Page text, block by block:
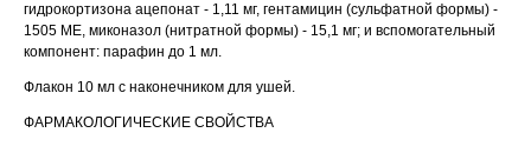
гидрокортизона ацепонат - 1,11 мг, гентамицин (сульфатной формы) -
1505 МЕ, миконазол (нитратной формы) - 15,1 мг; и вспомогательный
компонент: парафин до 1 мл.
Флакон 10 мл с наконечником для ушей.
ФАРМАКОЛОГИЧЕСКИЕ СВОЙСТВА